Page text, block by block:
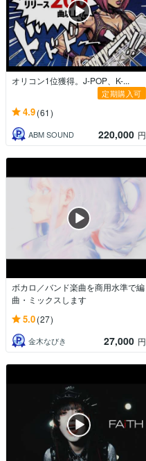
オリコン1位獲得。J-POP、K-...
定期購入可
4.9(61)
ABM SOUND 220,000 円
ボカロ／バンド楽曲を商用水準で編
曲・ミックスします
5.0(27)
金木なびき 27,000 円